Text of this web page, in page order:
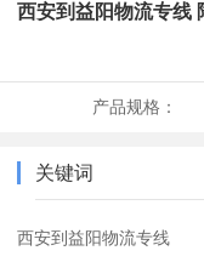
西安到益阳物流专线
产品规格：
关键词
西安到益阳物流专线